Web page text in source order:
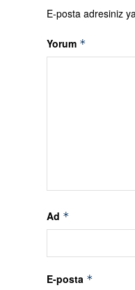
E-posta adresiniz
Yorum *
Ad *
E-posta *